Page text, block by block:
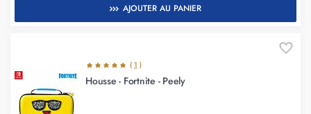
AJOUTER AU PANIER
( 1 )
Housse - Fortnite - Peely